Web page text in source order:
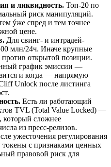
и ликвидность. Топ-20 по
риск манипуляций.
ýже спред и тем точнее
цене.
Для свинг- и интрадей-
млн/24ч. Иначе крупные
открытой позиции.
график эмиссии —
и когда — напрямую
Unlock после листинга
Есть ли работающий
TVL (Total Value Locked) —
который сложнее
из пресс-релизов.
ужесточения регулирования
с признаками ценных
правовой риск для